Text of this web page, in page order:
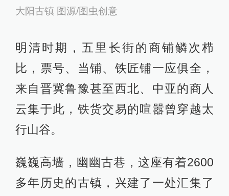
大阳古镇 图源/图虫创意
明清时期，五里长街的商铺鳞次栉
比，票号、当铺、铁匠铺一应俱全，
来自晋冀鲁豫甚至西北、中亚的商人
云集于此，铁货交易的喧嚣曾穿越太
行山谷。
巍巍高墙，幽幽古巷，这座有着2600
多年历史的古镇，兴建了一处汇集了